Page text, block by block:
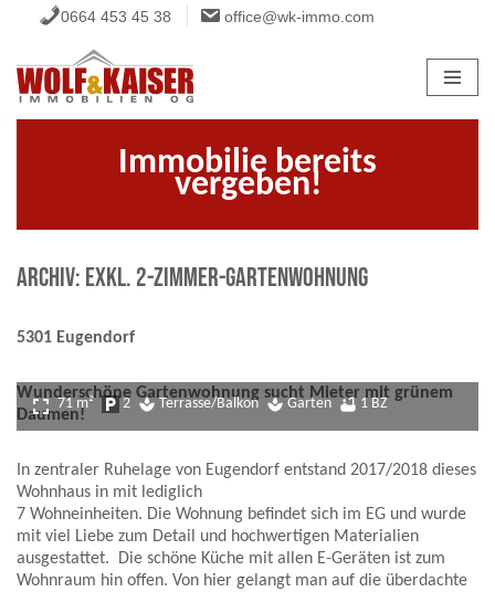
Inhalt
springen
0664 453 45 38 office@wk-immo.com
Immobilie bereits
vergeben!
ARCHIV: Exkl. 2-Zimmer-Gartenwohnung
5301 Eugendorf
fullscreen 71 m² local_parking 2 spa Terrasse/Balkon spa Garten bathtub 1 BZ
Wunderschöne Gartenwohnung sucht Mieter mit grünem
Daumen!
In zentraler Ruhelage von Eugendorf entstand 2017/2018 dieses
Wohnhaus in mit lediglich
7 Wohneinheiten. Die Wohnung befindet sich im EG und wurde
mit viel Liebe zum Detail und hochwertigen Materialien
ausgestattet. Die schöne Küche mit allen E-Geräten ist zum
Wohnraum hin offen. Von hier gelangt man auf die überdachte